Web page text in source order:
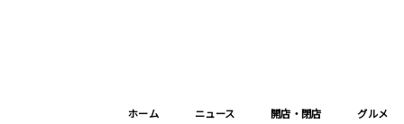
ホーム ニュース 開店・閉店 グルメ